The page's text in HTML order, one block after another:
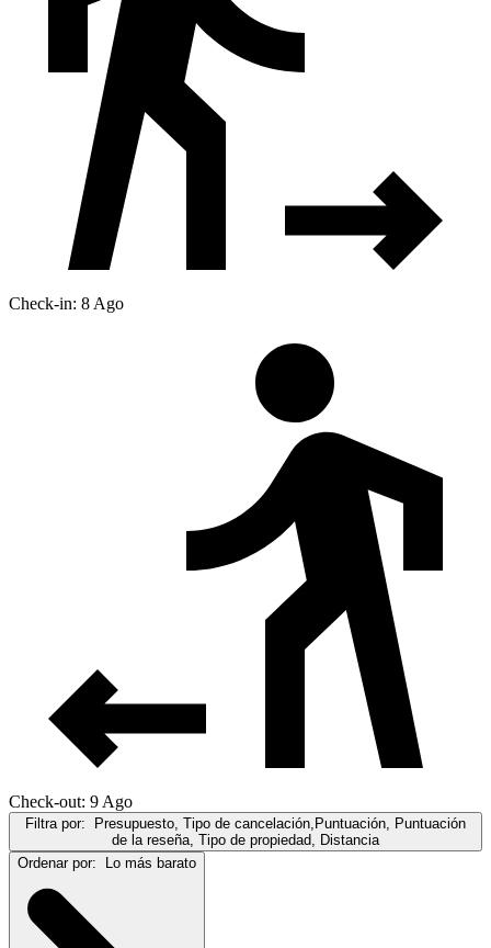
Check-in: 8 Ago
Check-out: 9 Ago
Filtra por:
Presupuesto, Tipo de cancelación,Puntuación, Puntuación
de la reseña, Tipo de propiedad, Distancia
Ordenar por:
Lo más barato